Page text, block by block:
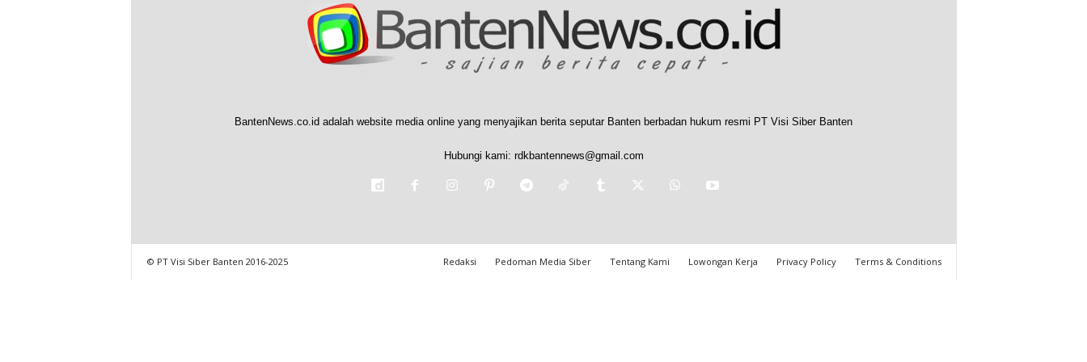
BantenNews.co.id adalah website media online yang menyajikan berita seputar Banten berbadan hukum resmi PT Visi Siber Banten
Hubungi kami: rdkbantennews@gmail.com
Redaksi Pedoman Media Siber Tentang Kami Lowongan Kerja Privacy Policy Terms & Conditions
© PT Visi Siber Banten 2016-2025